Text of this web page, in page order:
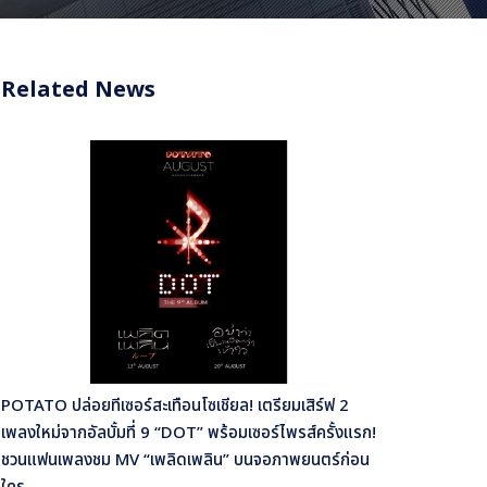
Related News
POTATO ปล่อยทีเซอร์สะเทือนโซเชียล! เตรียมเสิร์ฟ 2
เพลงใหม่จากอัลบั้มที่ 9 “DOT” พร้อมเซอร์ไพรส์ครั้งแรก!
ชวนแฟนเพลงชม MV “เพลิดเพลิน” บนจอภาพยนตร์ก่อน